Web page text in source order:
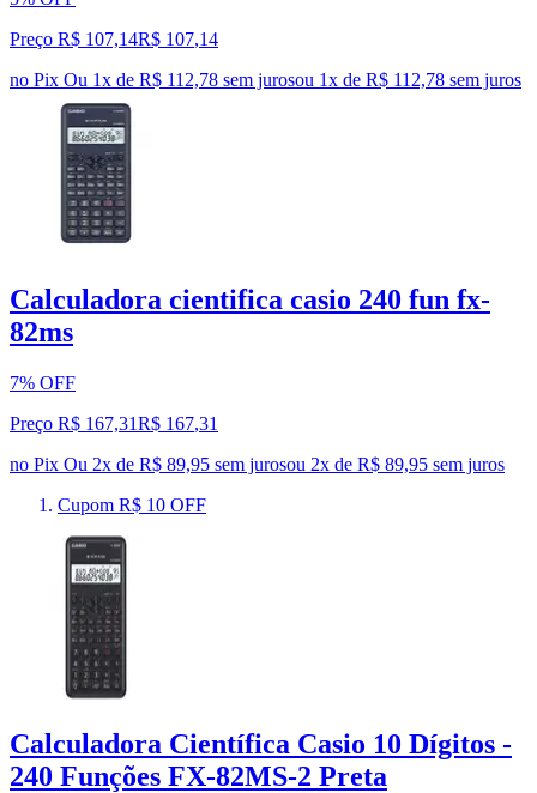
Preço R$ 107,14R$ 107,14
no Pix Ou 1x de R$ 112,78 sem jurosou 1x de R$ 112,78 sem juros
Calculadora cientifica casio 240 fun fx-
82ms
7% OFF
Preço R$ 167,31R$ 167,31
no Pix Ou 2x de R$ 89,95 sem jurosou 2x de R$ 89,95 sem juros
Cupom R$ 10 OFF
Calculadora Científica Casio 10 Dígitos -
240 Funções FX-82MS-2 Preta